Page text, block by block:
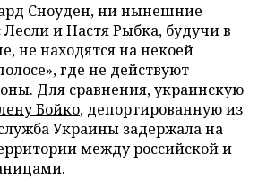
Сноуден, ни нынешние
Лесли и Настя Рыбка, будучи в
не находятся на некоей
где не действуют
Для сравнения, украинскую
Бойко, депортированную из
Украины задержала на
между российской и